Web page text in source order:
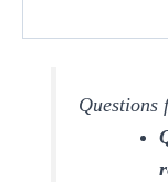
Questions